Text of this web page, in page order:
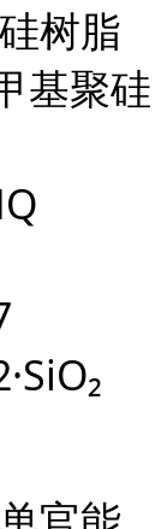
树脂
基聚硅